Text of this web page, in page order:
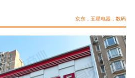
京东，五星电器，数码